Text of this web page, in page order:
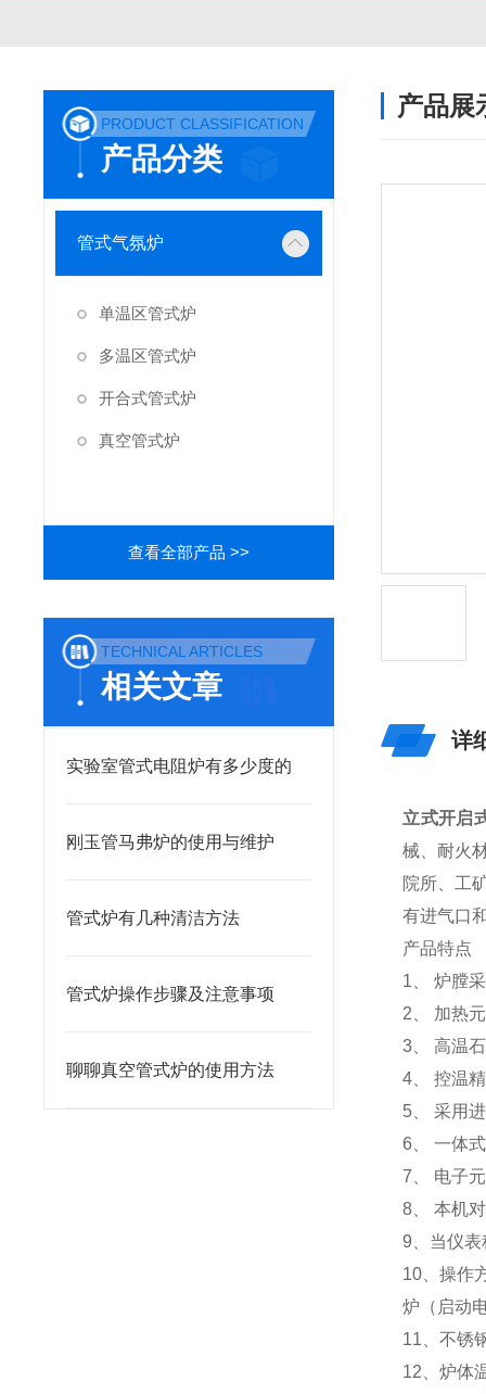
PRODUCT CLASSIFICATION
产品分类
管式气氛炉
单温区管式炉
多温区管式炉
开合式管式炉
真空管式炉
查看全部产品 >>
TECHNICAL ARTICLES
相关文章
实验室管式电阻炉有多少度的
刚玉管马弗炉的使用与维护
管式炉有几种清洁方法
管式炉操作步骤及注意事项
聊聊真空管式炉的使用方法
产品展
详
立式开启
械、耐火
院所、工
有进气口
产品特点
1、 炉膛
2、 加热
3、 高温
4、 控温
5、 采用
6、 一体
7、 电子
8、 本机
9、当仪
10、操作
炉（启动
11、不锈
12、炉体